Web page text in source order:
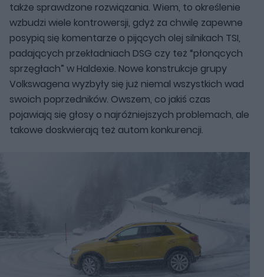
także sprawdzone rozwiązania. Wiem, to określenie
wzbudzi wiele kontrowersji, gdyż za chwilę zapewne
posypią się komentarze o pijących olej silnikach TSI,
padających przekładniach DSG czy też “płonących
sprzęgłach” w Haldexie. Nowe konstrukcje grupy
Volkswagena wyzbyły się już niemal wszystkich wad
swoich poprzedników. Owszem, co jakiś czas
pojawiają się głosy o najróżniejszych problemach, ale
takowe doskwierają też autom konkurencji.